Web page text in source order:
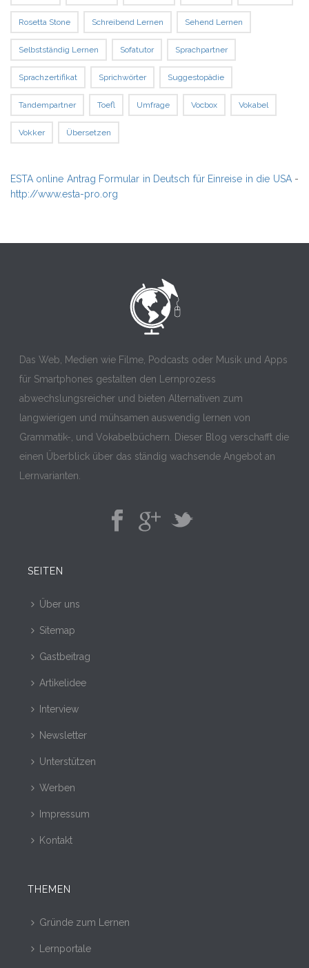
Rosetta Stone Schreibend Lernen Sehend Lernen
Selbstständig Lernen Sofatutor Sprachpartner
Sprachzertifikat Sprichwörter Suggestopädie
Tandempartner Toefl Umfrage Vocbox Vokabel
Vokker Übersetzen
ESTA online Antrag Formular in Deutsch für Einreise in die USA-
http://www.esta-pro.org
Das Web, Medien wie Filme, Podcasts oder Musik und Apps
für Smartphones gestalten den Lernprozess
abwechslungsreicher und bieten Alternativen zum
langwierigen und mühsamen auswendig lernen von
Grammatik-, und Vokabelbüchern. Dieser Blog verschafft die
einen Überblick über das ständig wachsende Angebot an
Lernvarianten.
SEITEN
Über uns
Sitemap
Gastbeitrag
Artikelidee
Interview
Newsletter
Unterstützen
Werben
Impressum
Kontakt
THEMEN
Gründe zum Lernen
Lernportale